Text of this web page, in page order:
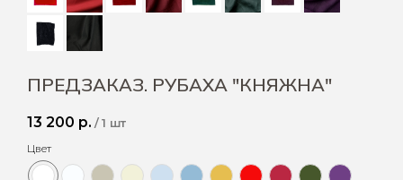
ПРЕДЗАКАЗ. РУБАХА "КНЯЖНА"
13 200 р. / 1 шт
Цвет